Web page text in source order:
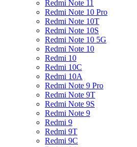
Redmi Note 11
Redmi Note 10 Pro
Redmi Note 10T
Redmi Note 10S
Redmi Note 10 5G
Redmi Note 10
Redmi 10
Redmi 10C
Redmi 10A
Redmi Note 9 Pro
Redmi Note 9T
Redmi Note 9S
Redmi Note 9
Redmi 9
Redmi 9T
Redmi 9C